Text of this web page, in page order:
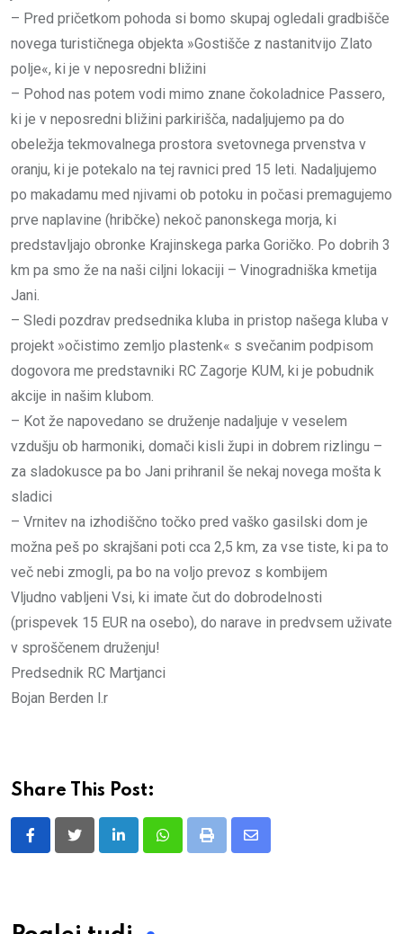
– Pred pričetkom pohoda si bomo skupaj ogledali gradbišče
novega turističnega objekta »Gostišče z nastanitvijo Zlato
polje«, ki je v neposredni bližini
– Pohod nas potem vodi mimo znane čokoladnice Passero,
ki je v neposredni bližini parkirišča, nadaljujemo pa do
obeležja tekmovalnega prostora svetovnega prvenstva v
oranju, ki je potekalo na tej ravnici pred 15 leti. Nadaljujemo
po makadamu med njivami ob potoku in počasi premagujemo
prve naplavine (hribčke) nekoč panonskega morja, ki
predstavljajo obronke Krajinskega parka Goričko. Po dobrih 3
km pa smo že na naši ciljni lokaciji – Vinogradniška kmetija
Jani.
– Sledi pozdrav predsednika kluba in pristop našega kluba v
projekt »očistimo zemljo plastenk« s svečanim podpisom
dogovora me predstavniki RC Zagorje KUM, ki je pobudnik
akcije in našim klubom.
– Kot že napovedano se druženje nadaljuje v veselem
vzdušju ob harmoniki, domači kisli župi in dobrem rizlingu –
za sladokusce pa bo Jani prihranil še nekaj novega mošta k
sladici
– Vrnitev na izhodiščno točko pred vaško gasilski dom je
možna peš po skrajšani poti cca 2,5 km, za vse tiste, ki pa to
več nebi zmogli, pa bo na voljo prevoz s kombijem
Vljudno vabljeni Vsi, ki imate čut do dobrodelnosti
(prispevek 15 EUR na osebo), do narave in predvsem uživate
v sproščenem druženju!
Predsednik RC Martjanci
Bojan Berden l.r
Share This Post:
LinkedInWhatsappPrint
Share